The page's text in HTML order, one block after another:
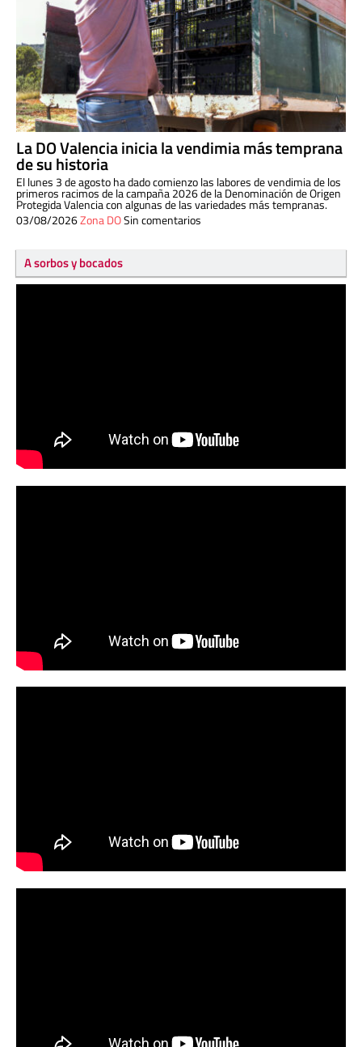
La DO Valencia inicia la vendimia más temprana
de su historia
El lunes 3 de agosto ha dado comienzo las labores de vendimia de los
primeros racimos de la campaña 2026 de la Denominación de Origen
Protegida Valencia con algunas de las variedades más tempranas.
03/08/2026Zona DOSin comentarios
A sorbos y bocados